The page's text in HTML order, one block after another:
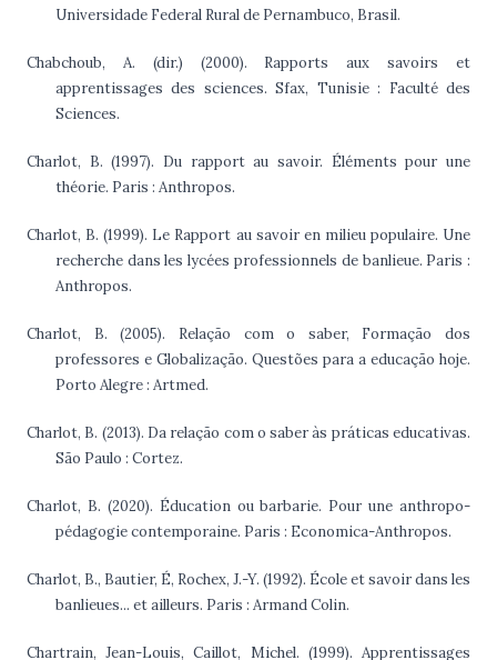
Universidade Federal Rural de Pernambuco, Brasil.
Chabchoub, A. (dir.) (2000). Rapports aux savoirs et
apprentissages des sciences. Sfax, Tunisie : Faculté des
Sciences.
Charlot, B. (1997). Du rapport au savoir. Éléments pour une
théorie. Paris : Anthropos.
Charlot, B. (1999). Le Rapport au savoir en milieu populaire. Une
recherche dans les lycées professionnels de banlieue. Paris :
Anthropos.
Charlot, B. (2005). Relação com o saber, Formação dos
professores e Globalização. Questões para a educação hoje.
Porto Alegre : Artmed.
Charlot, B. (2013). Da relação com o saber às práticas educativas.
São Paulo : Cortez.
Charlot, B. (2020). Éducation ou barbarie. Pour une anthropo-
pédagogie contemporaine. Paris : Economica-Anthropos.
Charlot, B., Bautier, É, Rochex, J.-Y. (1992). École et savoir dans les
banlieues... et ailleurs. Paris : Armand Colin.
Chartrain, Jean-Louis, Caillot, Michel. (1999). Apprentissages